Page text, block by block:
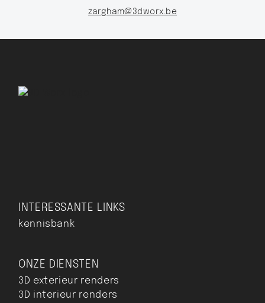
zargham@3dworx.be
INTERESSANTE LINKS
kennisbank
ONZE DIENSTEN
3D exterieur renders
3D interieur renders